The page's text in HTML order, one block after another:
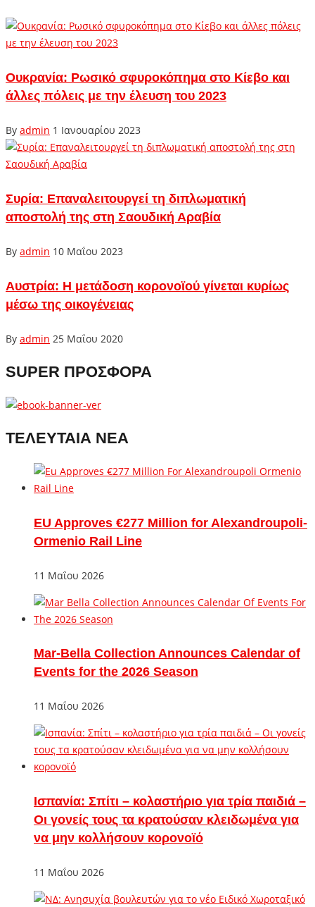
Ουκρανία: Ρωσικό σφυροκόπημα στο Κίεβο και
άλλες πόλεις με την έλευση του 2023
By admin 1 Ιανουαρίου 2023
Συρία: Επαναλειτουργεί τη διπλωματική
αποστολή της στη Σαουδική Αραβία
By admin 10 Μαΐου 2023
Αυστρία: Η μετάδοση κορονοϊού γίνεται κυρίως
μέσω της οικογένειας
By admin 25 Μαΐου 2020
SUPER ΠΡΟΣΦΟΡΑ
ΤΕΛΕΥΤΑΙΑ ΝΕΑ
EU Approves €277 Million for Alexandroupoli-
Ormenio Rail Line
11 Μαΐου 2026
Mar-Bella Collection Announces Calendar of
Events for the 2026 Season
11 Μαΐου 2026
Ισπανία: Σπίτι – κολαστήριο για τρία παιδιά –
Οι γονείς τους τα κρατούσαν κλειδωμένα για
να μην κολλήσουν κορονοϊό
11 Μαΐου 2026